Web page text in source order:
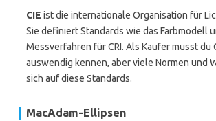
CIE ist die internationale Organisation für
Sie definiert Standards wie das Farbmodell
Messverfahren für CRI. Als Käufer musst du
auswendig kennen, aber viele Normen und
sich auf diese Standards.
MacAdam-Ellipsen